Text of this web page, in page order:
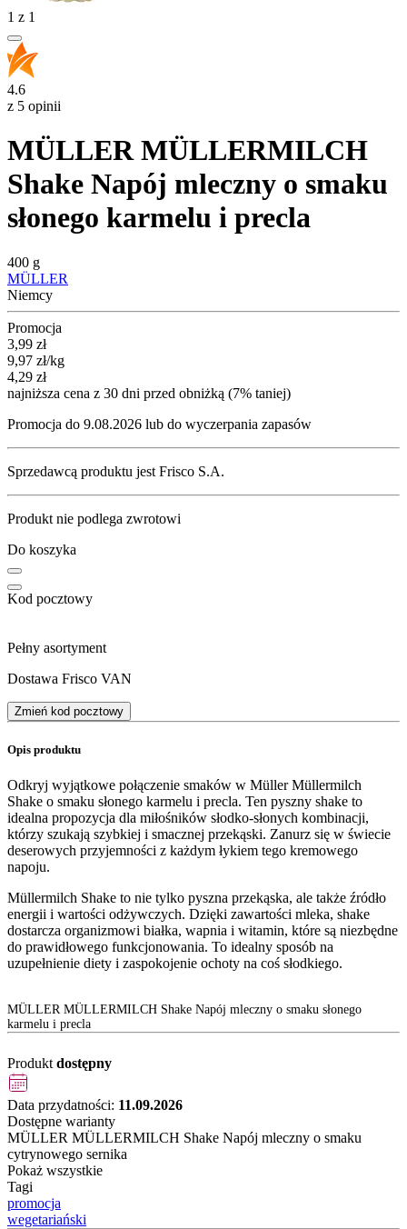
1 z 1
4.6
z 5 opinii
MÜLLER MÜLLERMILCH
Shake Napój mleczny o smaku
słonego karmelu i precla
400 g
MÜLLER
Niemcy
Promocja
Cena promocyjna
3,99 zł
9,97 zł/kg
4,29 zł
najniższa cena z 30 dni przed obniżką (7% taniej)
Promocja do 9.08.2026 lub do wyczerpania zapasów
Sprzedawcą produktu jest Frisco S.A.
Produkt nie podlega zwrotowi
Do koszyka
Kod pocztowy
Pełny asortyment
Dostawa Frisco VAN
Zmień kod pocztowy
Opis produktu
Odkryj wyjątkowe połączenie smaków w Müller Müllermilch
Shake o smaku słonego karmelu i precla. Ten pyszny shake to
idealna propozycja dla miłośników słodko-słonych kombinacji,
którzy szukają szybkiej i smacznej przekąski. Zanurz się w świecie
deserowych przyjemności z każdym łykiem tego kremowego
napoju.
Müllermilch Shake to nie tylko pyszna przekąska, ale także źródło
energii i wartości odżywczych. Dzięki zawartości mleka, shake
dostarcza organizmowi białka, wapnia i witamin, które są niezbędne
do prawidłowego funkcjonowania. To idealny sposób na
uzupełnienie diety i zaspokojenie ochoty na coś słodkiego.
MÜLLER MÜLLERMILCH Shake Napój mleczny o smaku słonego
karmelu i precla
Produkt dostępny
Data przydatności: 11.09.2026
Dostępne warianty
MÜLLER MÜLLERMILCH Shake Napój mleczny o smaku
cytrynowego sernika
Pokaż wszystkie
Tagi
promocja
wegetariański